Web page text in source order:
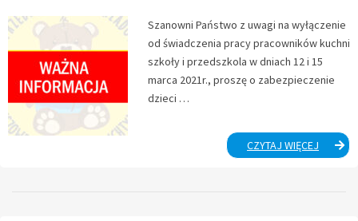
Szanowni Państwo z uwagi na wyłączenie
od świadczenia pracy pracowników kuchni
szkoły i przedszkola w dniach 12 i 15
marca 2021r., proszę o zabezpieczenie
dzieci …
CZYTAJ WIĘCEJ
DLA